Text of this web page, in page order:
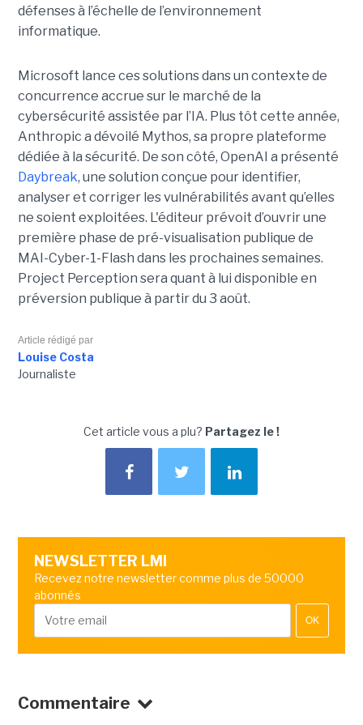
défenses à l’échelle de l’environnement
informatique.
Microsoft lance ces solutions dans un contexte de
concurrence accrue sur le marché de la
cybersécurité assistée par l’IA. Plus tôt cette année,
Anthropic a dévoilé Mythos, sa propre plateforme
dédiée à la sécurité. De son côté, OpenAI a présenté
Daybreak, une solution conçue pour identifier,
analyser et corriger les vulnérabilités avant qu’elles
ne soient exploitées. L'éditeur prévoit d’ouvrir une
première phase de pré-visualisation publique de
MAI-Cyber-1-Flash dans les prochaines semaines.
Project Perception sera quant à lui disponible en
préversion publique à partir du 3 août.
Article rédigé par
Louise Costa
Journaliste
Cet article vous a plu? Partagez le !
NEWSLETTER LMI
Recevez notre newsletter comme plus de 50000
abonnés
OK
Commentaire